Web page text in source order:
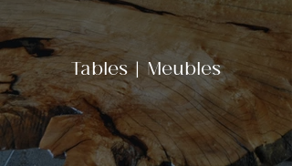
Tables | Meubles